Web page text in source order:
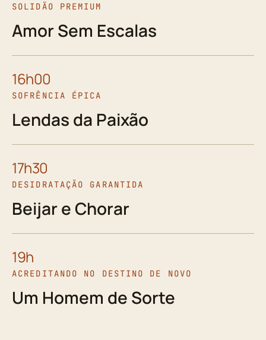
SOLIDÃO PREMIUM
Amor Sem Escalas
16h00
SOFRÊNCIA ÉPICA
Lendas da Paixão
17h30
DESIDRATAÇÃO GARANTIDA
Beijar e Chorar
19h
ACREDITANDO NO DESTINO DE NOVO
Um Homem de Sorte